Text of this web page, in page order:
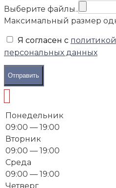
Выберите файлы..
Максимальный размер
Я согласен с
персональных данных
Отправить
Понедельник
09:00 — 19:00
Вторник
09:00 — 19:00
Среда
09:00 — 19:00
Четверг